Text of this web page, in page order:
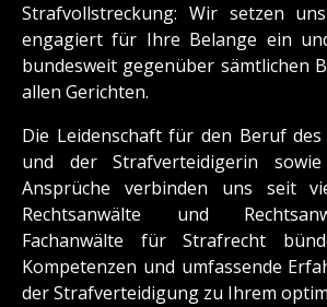
Strafvollstreckung: Wir setzen
engagiert für Ihre Belange ein
bundesweit gegenüber sämtlichen
allen Gerichten.
Die Leidenschaft für den Beruf
und der Strafverteidigerin
Ansprüche verbinden uns seit
Rechtsanwälte und
Fachanwälte für Strafrecht
Kompetenzen und umfassende
der Strafverteidigung zu Ihrem